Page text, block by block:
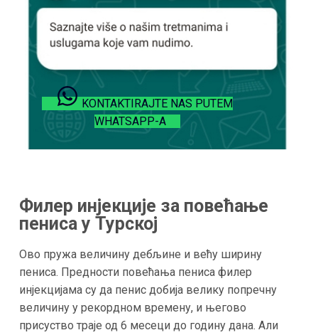
KONTAKTIRAJTE NAS PUTEM
WHATSAPP-A
Филер инјекције за повећање
пениса у Турској
Ово пружа величину дебљине и већу ширину
пениса. Предности повећања пениса филер
инјекцијама су да пенис добија велику попречну
величину у рекордном времену, и његово
присуство траје од 6 месеци до годину дана. Али